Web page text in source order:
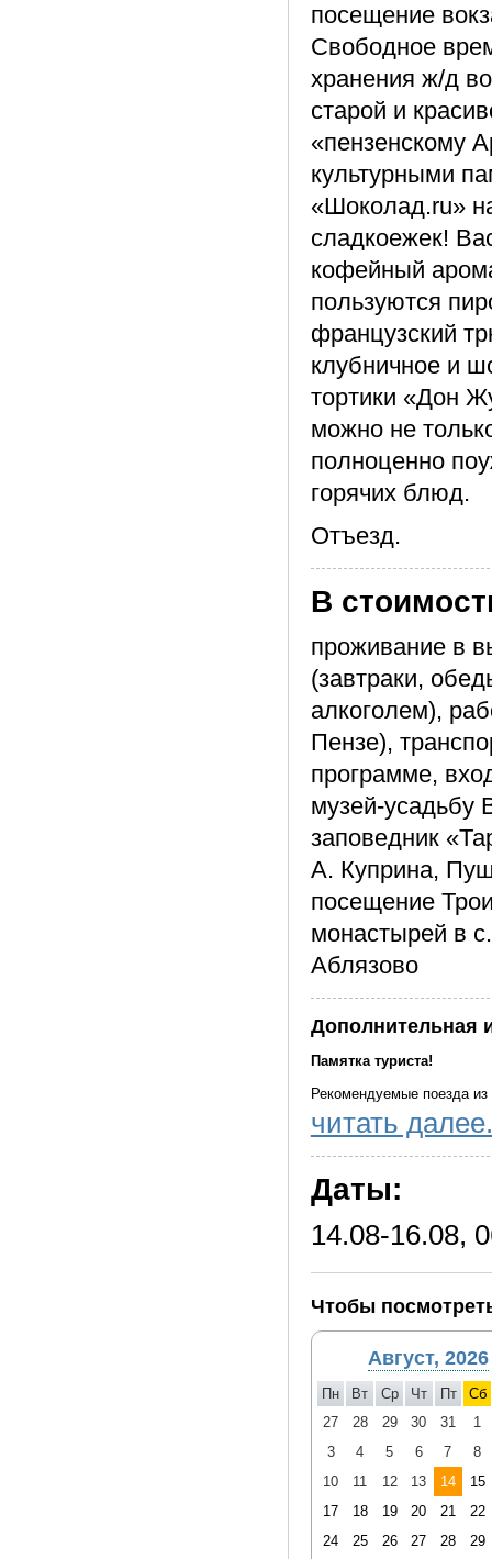
посещение
Свободное
хранения ж/д
старой и
«пензенскому
культурными
«Шоколад.ru»
сладкоежек!
кофейный
пользуются
французский
клубничное и
тортики «Дон
можно не
полноценно
горячих блюд.
Отъезд.
В
проживание в
(завтраки,
алкоголем),
Пензе),
программе,
музей-усадьбу
заповедник
А. Куприна,
посещение
монастырей в
Аблязово
Дополнительная
Памятка туриста!
Рекомендуемые поезда
- 094Й в 19.08, прибытие
- 052Й в 20.40, прибытие
Рекомендуемые поезда из
- 41 «Мордовия» в 20.37,
обслуживания в
Лермонтовские
ВНИМАНИЕ! Покупка
Встреча туристов
справочного бюро ж/д
указан за неделю до
Транспорт:
читать
Даты:
14.08-16.08,
Чтобы
Август, 2026
Пн Вт Ср Чт Пт
Сб
27
28 29 30 31
1
3
4 5 6 7
8
10
11 12 13 14
15
17
18 19 20 21
22
24
25 26 27 28
29